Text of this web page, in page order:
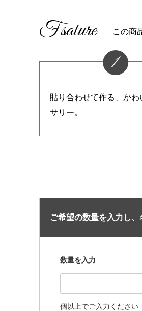
Fsature この商
1
貼り合わせて作る、かわ
サリー。
ご希望の数量を入力し
数量を入力
個以上でご入力ください